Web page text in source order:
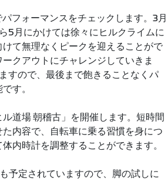
フォーマンスをチェックします。3月
5月にかけては徐々にヒルクライムに
て無理なくピークを迎えることがで
クアウトにチャレンジしていきま
すので、最後まで飽きることなくパ
す。
道場 朝稽古」を開催します。短時間
内容で、自転車に乗る習慣を身につ
内時計を調整することができます。
予定されていますので、脚の試しに